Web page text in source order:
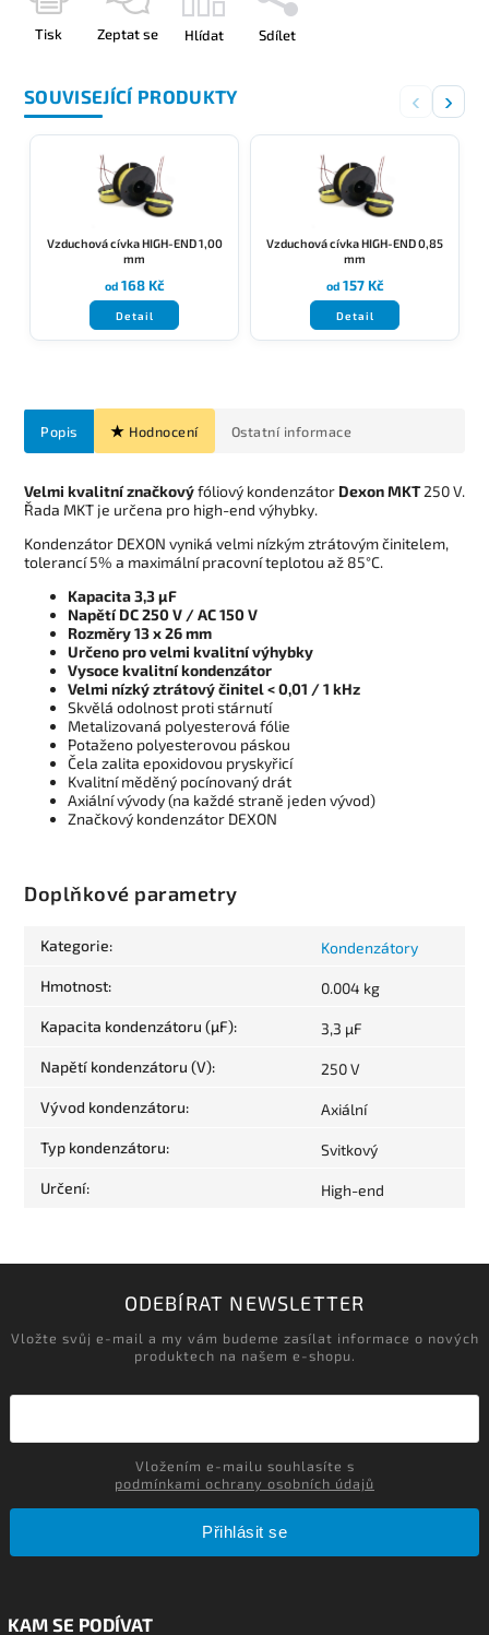
Tisk Zeptat se Hlídat Sdílet
SOUVISEJÍCÍ PRODUKTY ‹ ›
Vzduchová cívka HIGH-END 1,00
mm
od168 Kč
Detail
Vzduchová cívka HIGH-END 0,85
mm
od157 Kč
Detail
Popis Hodnocení Ostatní informace
Velmi kvalitní značkovýfóliový kondenzátor Dexon MKT250 V.
Řada MKT je určena pro high-end výhybky.
Kondenzátor DEXON vyniká velmi nízkým ztrátovým činitelem,
tolerancí 5% a maximální pracovní teplotou až 85°C.
Kapacita 3,3µF
Napětí DC 250 V / AC 150 V
Rozměry 13 x 26 mm
Určeno pro velmi kvalitní výhybky
Vysoce kvalitní kondenzátor
Velmi nízký ztrátový činitel < 0,01 / 1 kHz
Skvělá odolnost proti stárnutí
Metalizovaná polyesterová fólie
Potaženo polyesterovou páskou
Čela zalita epoxidovou pryskyřicí
Kvalitní měděný pocínovaný drát
Axiální vývody (na každé straně jeden vývod)
Značkový kondenzátor DEXON
Doplňkové parametry
Kategorie: Kondenzátory
Hmotnost: 0.004 kg
Kapacita kondenzátoru (µF): 3,3 µF
Napětí kondenzátoru (V): 250 V
Vývod kondenzátoru: Axiální
Typ kondenzátoru: Svitkový
Určení: High-end
ODEBÍRAT NEWSLETTER
Vložte svůj e-mail a my vám budeme zasílat informace o nových
produktech na našem e-shopu.
podmínkami ochrany osobních údajů
Přihlásit se
KAM SE PODÍVAT